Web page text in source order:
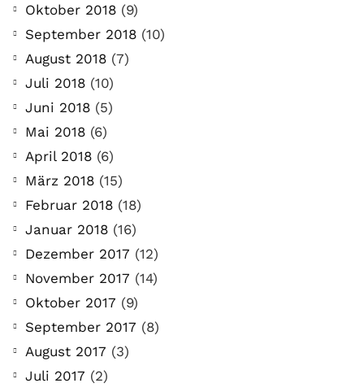
Oktober 2018 (9)
September 2018 (10)
August 2018 (7)
Juli 2018 (10)
Juni 2018 (5)
Mai 2018 (6)
April 2018 (6)
März 2018 (15)
Februar 2018 (18)
Januar 2018 (16)
Dezember 2017 (12)
November 2017 (14)
Oktober 2017 (9)
September 2017 (8)
August 2017 (3)
Juli 2017 (2)